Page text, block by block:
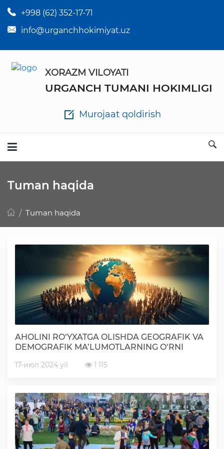
+998 (62) 352-17-71
info@urganchhokimiyat.uz
XORAZM VILOYATI
URGANCH TUMANI HOKIMLIGI
Murojaat qoldirish
Tuman hokim qarorlari
Tuman hokimi farmoyishlari
Tuman hokimligi ish yuritish yo'riqnomasi
Media
Statistik va tahliliy axborotlar
Davlat dasturi ijrosi
Aholi bandligini ta'minlash
Rasmiy munosabat
Tuman haqida
Tuman haqida
AHOLINI RO‘YXATGA OLISHDA GEOGRAFIK VA
DEMOGRAFIK MA’LUMOTLARNING O‘RNI
17-июл 2024 yil 1 115